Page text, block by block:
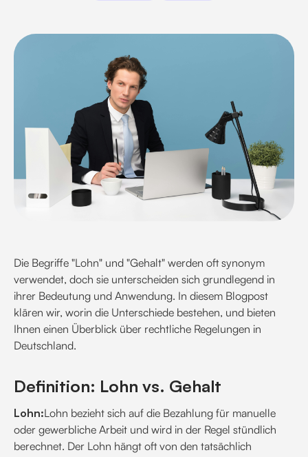
Die Begriffe "Lohn" und "Gehalt" werden oft synonym
verwendet, doch sie unterscheiden sich grundlegend in
ihrer Bedeutung und Anwendung. In diesem Blogpost
klären wir, worin die Unterschiede bestehen, und bieten
Ihnen einen Überblick über rechtliche Regelungen in
Deutschland.
Definition: Lohn vs. Gehalt
Lohn:Lohn bezieht sich auf die Bezahlung für manuelle
oder gewerbliche Arbeit und wird in der Regel stündlich
berechnet. Der Lohn hängt oft von den tatsächlich